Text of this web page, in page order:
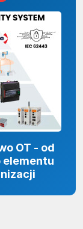
OT - od
elementu